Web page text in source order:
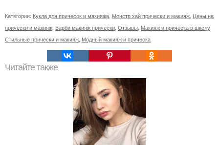
Категории: Кукла для причесок и макияжа Монстр хай прически и макияж Цены на
прически и макияж Барби макияж прически Отзывы Макияж и прическа в школу
Стильные прически и макияж Модный макияж и прическа
Читайте также